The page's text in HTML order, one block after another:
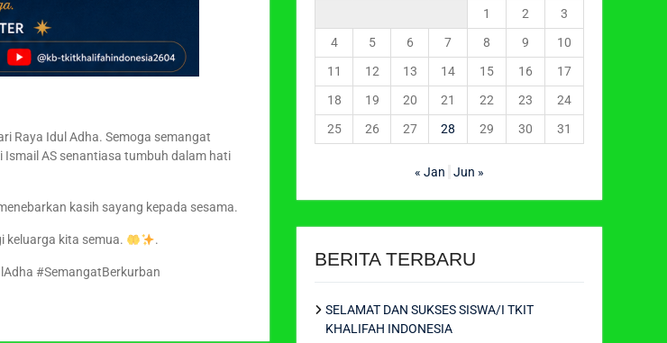
Raya Idul Adha. Semoga semangat
Ismail AS senantiasa tumbuh dalam hati
kasih sayang kepada sesama.
keluarga kita semua. .
#SemangatBerkurban
1
2
3
4
5 6 7 8 9
10
11
12 13 14 15 16
17
18
19 20 21 22 23
24
25
26 27 28 29 30 31
« Jan Jun »
BERITA TERBARU
SELAMAT DAN SUKSES SISWA/I TKIT
KHALIFAH INDONESIA